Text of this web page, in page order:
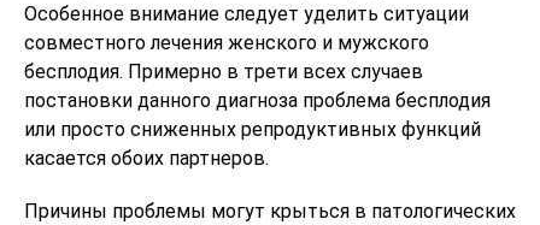
Особенное внимание следует уделить ситуации
совместного лечения женского и мужского
бесплодия. Примерно в трети всех случаев
постановки данного диагноза проблема бесплодия
или просто сниженных репродуктивных функций
касается обоих партнеров.
Причины проблемы могут крыться в патологических